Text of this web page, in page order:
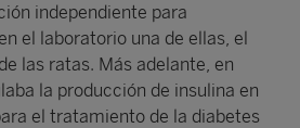
independiente para
el laboratorio una de ellas, el
las ratas. Más adelante, en
la producción de insulina en
el tratamiento de la diabetes